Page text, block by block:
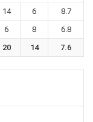
14 6
8.7
6 8
6.8
20 14 7.6